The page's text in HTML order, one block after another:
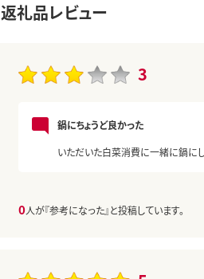
返礼品レビュー
3
鍋にちょうど良かった
いただいた白菜消費に一緒に鍋にし
0人が『参考になった』と投稿しています。